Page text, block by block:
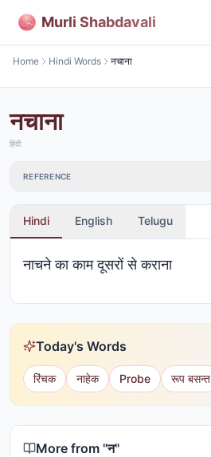
Murli Shabdavali
Home Hindi Words नचाना
नचाना
हिंदी
REFERENCE
Hindi English Telugu
नाचने का काम दूसरों से कराना
Today's Words
रिंचक नाहेक Probe रूप बसन्त
More from "न"